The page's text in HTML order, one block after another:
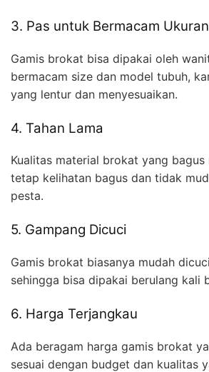
3. Pas untuk Bermacam Ukuran
Gamis brokat bisa dipakai oleh
bermacam size dan model tubuh,
yang lentur dan menyesuaikan.
4. Tahan Lama
Kualitas material brokat yang
tetap kelihatan bagus dan tidak
pesta.
5. Gampang Dicuci
Gamis brokat biasanya mudah
sehingga bisa dipakai berulang kali
6. Harga Terjangkau
Ada beragam harga gamis brokat
sesuai dengan budget dan kualitas